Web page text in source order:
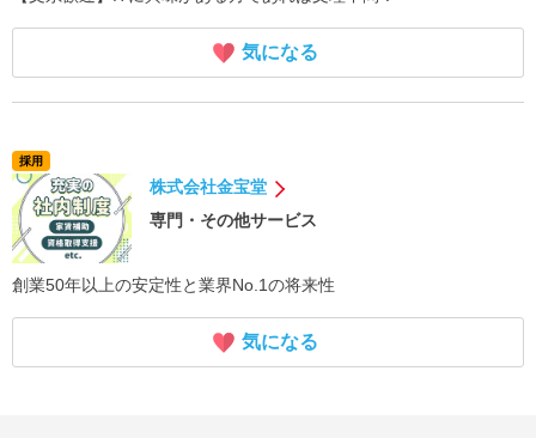
気になる
採用
株式会社金宝堂
専門・その他サービス
創業50年以上の安定性と業界No.1の将来性
気になる